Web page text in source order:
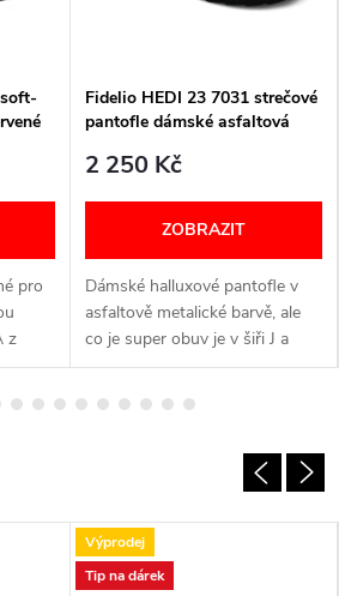
pro
z
Fidelio HEDI 23 7031 strečové
pantofle dámské asfaltová
2 250 Kč
ZOBRAZIT
Dámské halluxové pantofle v
asfaltově metalické barvě, ale
co je super obuv je v šiři J a
jsou super měkké jak došlap tak
Výprodej
Tip na dárek